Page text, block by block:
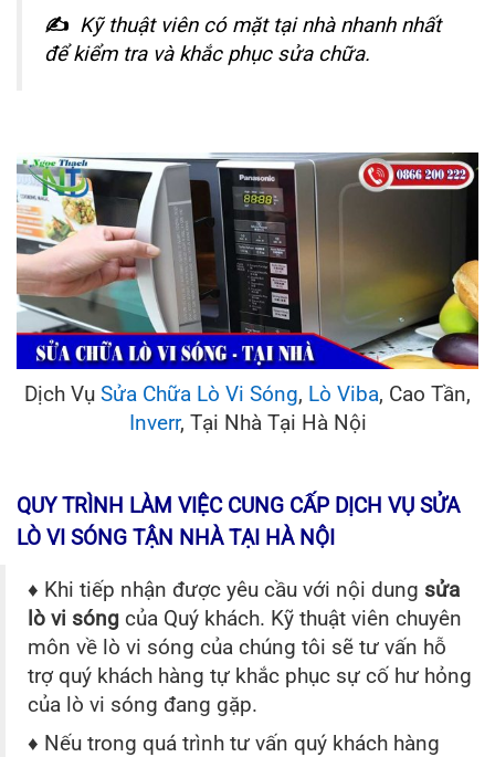
✍ Kỹ thuật viên có mặt tại nhà nhanh nhất
để kiểm tra và khắc phục sửa chữa.
Dịch Vụ Sửa Chữa Lò Vi Sóng, Lò Viba, Cao Tần,
Inverr, Tại Nhà Tại Hà Nội
QUY TRÌNH LÀM VIỆC CUNG CẤP DỊCH VỤ SỬA
LÒ VI SÓNG TẬN NHÀ TẠI HÀ NỘI
♦ Khi tiếp nhận được yêu cầu với nội dung sửa
lò vi sóng của Quý khách. Kỹ thuật viên chuyên
môn về lò vi sóng của chúng tôi sẽ tư vấn hỗ
trợ quý khách hàng tự khắc phục sự cố hư hỏng
của lò vi sóng đang gặp.
♦ Nếu trong quá trình tư vấn quý khách hàng